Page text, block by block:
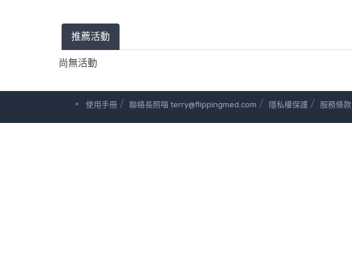
推薦活動
尚無活動
使用手冊 / 聯絡長照喵 terry@flippingmed.com / 隱私權保護 / 服務條款